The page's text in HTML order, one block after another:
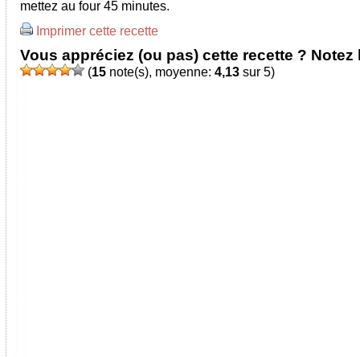
mettez au four 45 minutes.
Imprimer cette recette
Vous appréciez (ou pas) cette recette ? Notez
(15 note(s), moyenne: 4,13 sur 5)